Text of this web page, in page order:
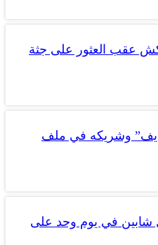
عقب العثور على جثة
وشريكه في ملف
شابين في يوم وحد على